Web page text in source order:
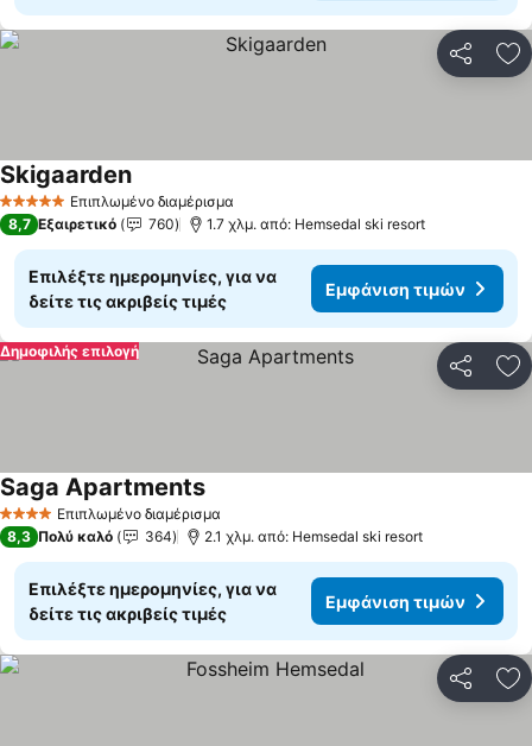
5 Αστέρια Επιπλωμένο διαμέρισμα
Skigaarden
8,7 Εξαιρετικό 760 1.7 χλμ. από: Hemsedal ski resort
Επιλέξτε ημερομηνίες, για να
δείτε τις ακριβείς τιμές
Εμφάνιση τιμών
Δημοφιλής επιλογή
4 ΑστέριαΕπιπλωμένο διαμέρισμα
Saga Apartments
8,3 Πολύ καλό 364 2.1 χλμ. από: Hemsedal ski resort
Επιλέξτε ημερομηνίες, για να
δείτε τις ακριβείς τιμές
Εμφάνιση τιμών